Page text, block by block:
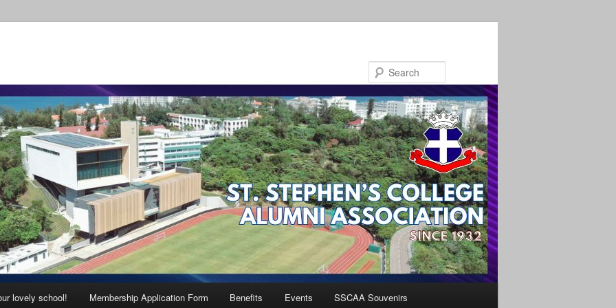
lovely school! Membership Application Form Benefits Events SSCAA Souvenirs